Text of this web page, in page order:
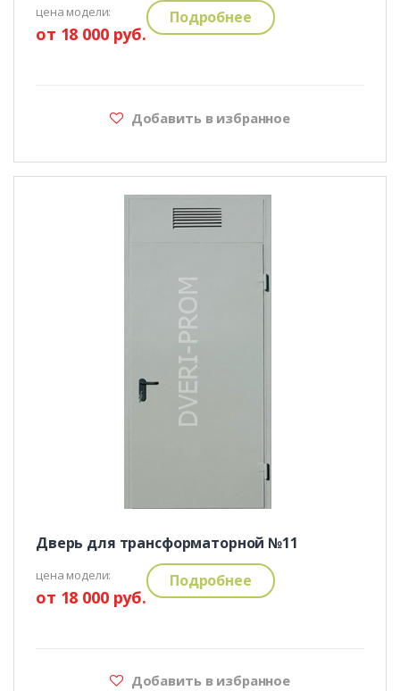
цена модели:
от 18 000 руб.
Подробнее
Добавить в избранное
Дверь для трансформаторной №11
цена модели:
от 18 000 руб.
Подробнее
Добавить в избранное